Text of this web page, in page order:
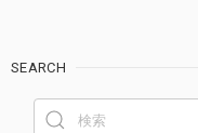
SEARCH